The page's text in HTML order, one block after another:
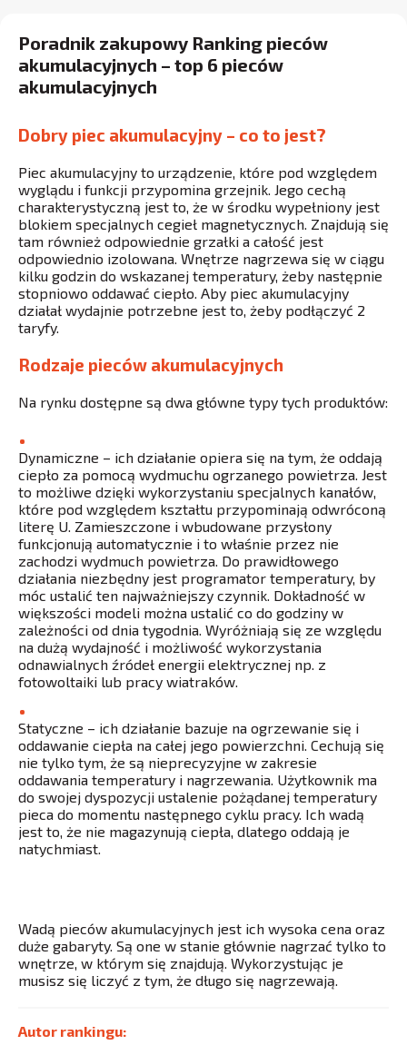
Poradnik zakupowy Ranking pieców
akumulacyjnych – top 6 pieców
akumulacyjnych
Dobry piec akumulacyjny – co to jest?
Piec akumulacyjny to urządzenie, które pod względem
wyglądu i funkcji przypomina grzejnik. Jego cechą
charakterystyczną jest to, że w środku wypełniony jest
blokiem specjalnych cegieł magnetycznych. Znajdują się
tam również odpowiednie grzałki a całość jest
odpowiednio izolowana. Wnętrze nagrzewa się w ciągu
kilku godzin do wskazanej temperatury, żeby następnie
stopniowo oddawać ciepło. Aby piec akumulacyjny
działał wydajnie potrzebne jest to, żeby podłączyć 2
taryfy.
Rodzaje pieców akumulacyjnych
Na rynku dostępne są dwa główne typy tych produktów:
Dynamiczne – ich działanie opiera się na tym, że oddają
ciepło za pomocą wydmuchu ogrzanego powietrza. Jest
to możliwe dzięki wykorzystaniu specjalnych kanałów,
które pod względem kształtu przypominają odwróconą
literę U. Zamieszczone i wbudowane przysłony
funkcjonują automatycznie i to właśnie przez nie
zachodzi wydmuch powietrza. Do prawidłowego
działania niezbędny jest programator temperatury, by
móc ustalić ten najważniejszy czynnik. Dokładność w
większości modeli można ustalić co do godziny w
zależności od dnia tygodnia. Wyróżniają się ze względu
na dużą wydajność i możliwość wykorzystania
odnawialnych źródeł energii elektrycznej np. z
fotowoltaiki lub pracy wiatraków.
Statyczne – ich działanie bazuje na ogrzewanie się i
oddawanie ciepła na całej jego powierzchni. Cechują się
nie tylko tym, że są nieprecyzyjne w zakresie
oddawania temperatury i nagrzewania. Użytkownik ma
do swojej dyspozycji ustalenie pożądanej temperatury
pieca do momentu następnego cyklu pracy. Ich wadą
jest to, że nie magazynują ciepła, dlatego oddają je
natychmiast.
Wadą pieców akumulacyjnych jest ich wysoka cena oraz
duże gabaryty. Są one w stanie głównie nagrzać tylko to
wnętrze, w którym się znajdują. Wykorzystując je
musisz się liczyć z tym, że długo się nagrzewają.
Autor rankingu: